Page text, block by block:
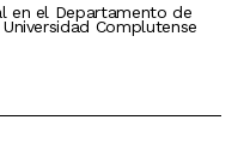
en el Departamento de
Complutense